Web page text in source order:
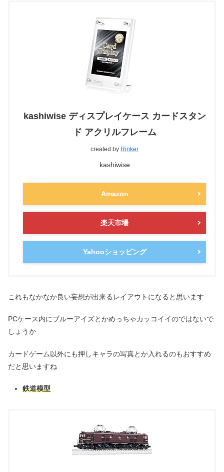
kashiwise ディスプレイケース カードスタン
ド アクリルフレーム
created by Rinker
kashiwise
Amazon
楽天市場
Yahooショッピング
これもなかなか良い妄想が出来るレイアウトになると思います
PCケース内にブルーアイズとかめっちゃカッコイイのではないで
しょうか
カードゲーム以外にも押しキャラの写真とか入れるのもおすすめ
だと思いますね
鉄道模型